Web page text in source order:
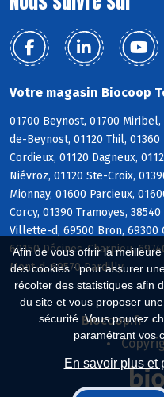
Afin de vous offrir la
des cookies : pour assurer
récolter des statistiques afin
du site et vous proposer
sécurité. Vous pouvez
paramétrant vos
En savoir plus et
Votre magasin Biocoop
01700 Beynost, 01700
de-Beynost, 01120 Thil,
Cordieux, 01120 Dagneux,
Niévroz, 01120 Ste-Croix,
Mionnay, 01600 Parcieux,
Corcy, 01390 Tramoyes,
Villette-d, 69500 Bron, 69300
69150 Décines-Charpieu,
Mont-d, 69570 Dardilly
Biocoop.fr